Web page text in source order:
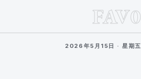
FAV0
2026年5月15日 · 星期五